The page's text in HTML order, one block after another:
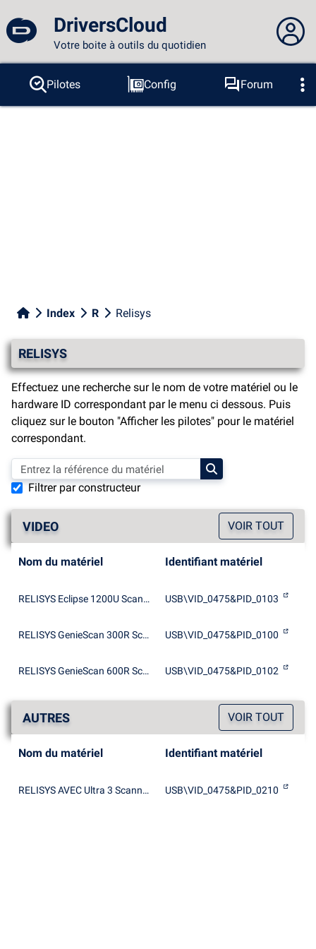
DriversCloud
Votre boite à outils du quotidien
Vous n'êtes pas connecté...
Connexion au site
Pilotes Config
Forum
Sondes
BSOD Outils
Index R Relisys
RELISYS
Effectuez une recherche sur le nom de votre matériel ou le
hardware ID correspondant par le menu ci dessous. Puis
cliquez sur le bouton "Afficher les pilotes" pour le matériel
correspondant.
Filtrer par constructeur
VIDEO VOIR TOUT
Nom du matériel Identifiant matériel
RELISYS Eclipse 1200U Scanner ProdID x0103 USB\VID_0475&PID_0103
RELISYS GenieScan 300R Scanner ProdID x0100 USB\VID_0475&PID_0100
RELISYS GenieScan 600R Scanner ProdID x0102 USB\VID_0475&PID_0102
AUTRES VOIR TOUT
Nom du matériel Identifiant matériel
RELISYS AVEC Ultra 3 Scanner ProdID x0210 USB\VID_0475&PID_0210